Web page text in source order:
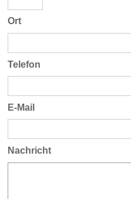
Ort
Telefon
E-Mail
Nachricht